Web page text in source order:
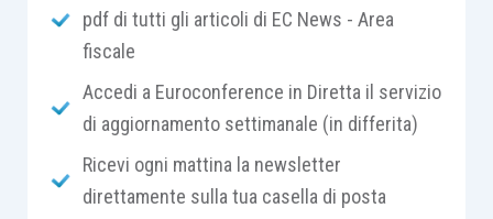
all’interno del canone di locazione della quota
imputata al godimento
relativa all’acconto del prezzo di cessione
pattuito tra le parti. Ai fini contabili e fiscali, il
concedente deve imputare un componente
positivo nel conto economico fiscalmente
rilevante in misura pari alcanone di locazione di
pdf di tutti gli articoli di EC News - Area
fiscale
Accedi a Euroconference in Diretta il servizio
di aggiornamento settimanale (in differita)
Ricevi ogni mattina la newsletter
direttamente sulla tua casella di posta